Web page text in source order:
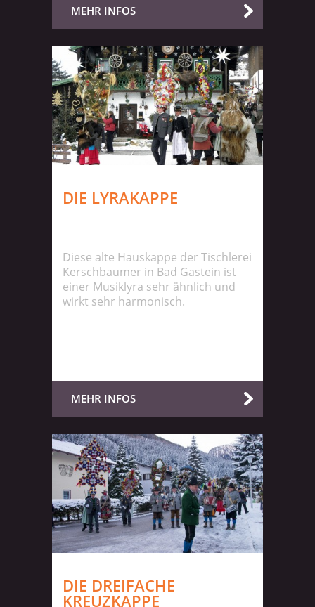
MEHR INFOS
DIE LYRAKAPPE
Diese alte Hauskappe der Tischlerei
Kerschbaumer in Bad Gastein ist
einer Musiklyra sehr ähnlich und
wirkt sehr harmonisch.
MEHR INFOS
DIE DREIFACHE
KREUZKAPPE